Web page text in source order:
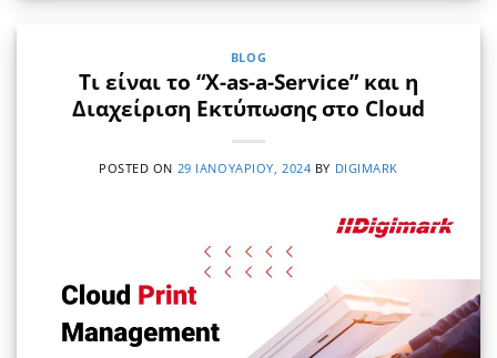
BLOG
Τι είναι το “Χ-as-a-Service” και η
Διαχείριση Εκτύπωσης στο Cloud
POSTED ON 29 ΙΑΝΟΥΑΡΊΟΥ, 2024 BY DIGIMARK